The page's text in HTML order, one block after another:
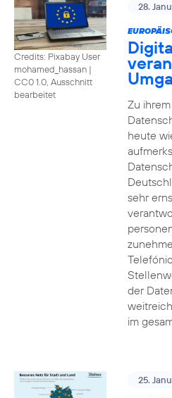
Credits: Pixabay User
mohamed_hassan |
CC0 1.0, Ausschnitt
bearbeitet
28.
Zu
heute
sehr
der
im
25.